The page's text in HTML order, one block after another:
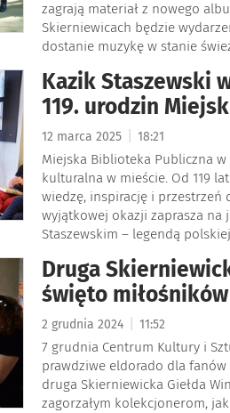
zagrają materiał z nowego
Skierniewicach będzie
dostanie muzykę w stanie
Kazik Staszewski
119. urodzin
12 marca 2025 18:21
Miejska Biblioteka Publiczna
kulturalna w mieście. Od 119
wiedzę, inspirację i przestrzeń
wyjątkowej okazji zaprasza na
Staszewskim – legendą
Druga
święto
2 grudnia 2024 11:52
7 grudnia Centrum Kultury i
prawdziwe eldorado dla
druga Skierniewicka Giełda
zagorzałym kolekcjonerom,